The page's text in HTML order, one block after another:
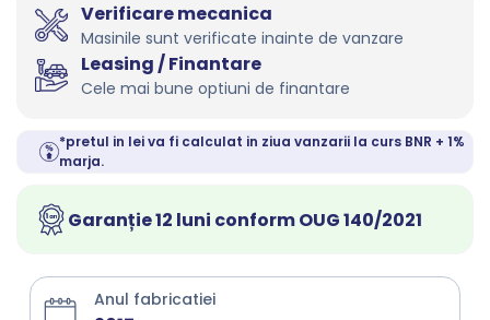
Verificare mecanica
Masinile sunt verificate inainte de vanzare
Leasing / Finantare
Cele mai bune optiuni de finantare
*pretul in lei va fi calculat in ziua vanzarii la curs BNR + 1%
marja.
Garanție 12 luni conform OUG 140/2021
Anul fabricatiei